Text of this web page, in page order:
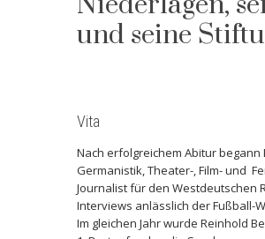
und seine
Vita
Nach erfolgreichem Abitur
Germanistik, Theater-, Film- und
Journalist für den Westdeutschen
Interviews anlässlich der Fußball-
Im gleichen Jahr wurde Reinhold